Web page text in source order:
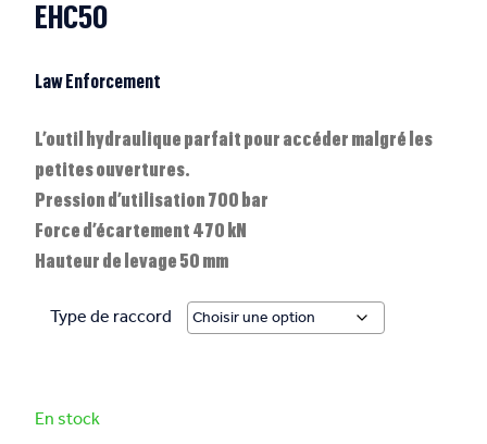
EHC50
Law Enforcement
L’outil hydraulique parfait pour accéder malgré les
petites ouvertures.
Pression d’utilisation 700 bar
Force d’écartement 470 kN
Hauteur de levage 50 mm
Type de raccord
En stock